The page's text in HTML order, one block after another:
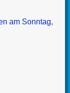
am Sonntag,